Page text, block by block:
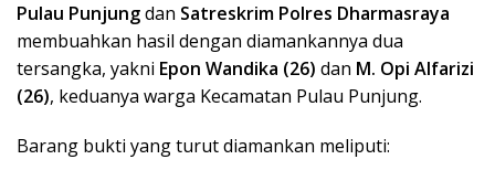
Pulau Punjungdan Satreskrim Polres Dharmasraya
membuahkan hasil dengan diamankannya dua
tersangka, yakni Epon Wandika (26) dan M. Opi Alfarizi
(26), keduanya warga Kecamatan Pulau Punjung.
Barang bukti yang turut diamankan meliputi: